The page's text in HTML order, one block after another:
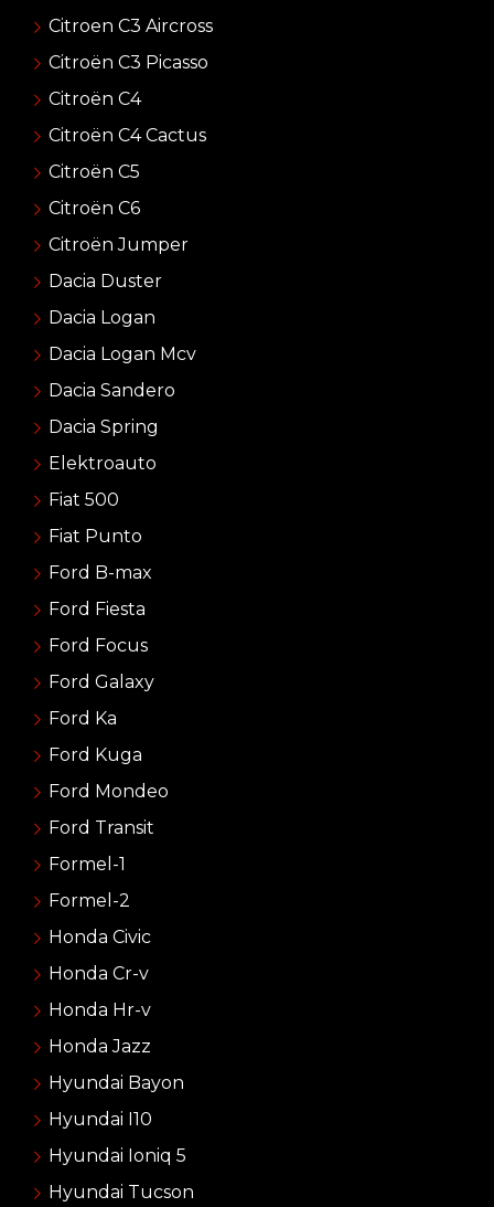
Citroen C3 Aircross
Citroën C3 Picasso
Citroën C4
Citroën C4 Cactus
Citroën C5
Citroën C6
Citroën Jumper
Dacia Duster
Dacia Logan
Dacia Logan Mcv
Dacia Sandero
Dacia Spring
Elektroauto
Fiat 500
Fiat Punto
Ford B-max
Ford Fiesta
Ford Focus
Ford Galaxy
Ford Ka
Ford Kuga
Ford Mondeo
Ford Transit
Formel-1
Formel-2
Honda Civic
Honda Cr-v
Honda Hr-v
Honda Jazz
Hyundai Bayon
Hyundai I10
Hyundai Ioniq 5
Hyundai Tucson